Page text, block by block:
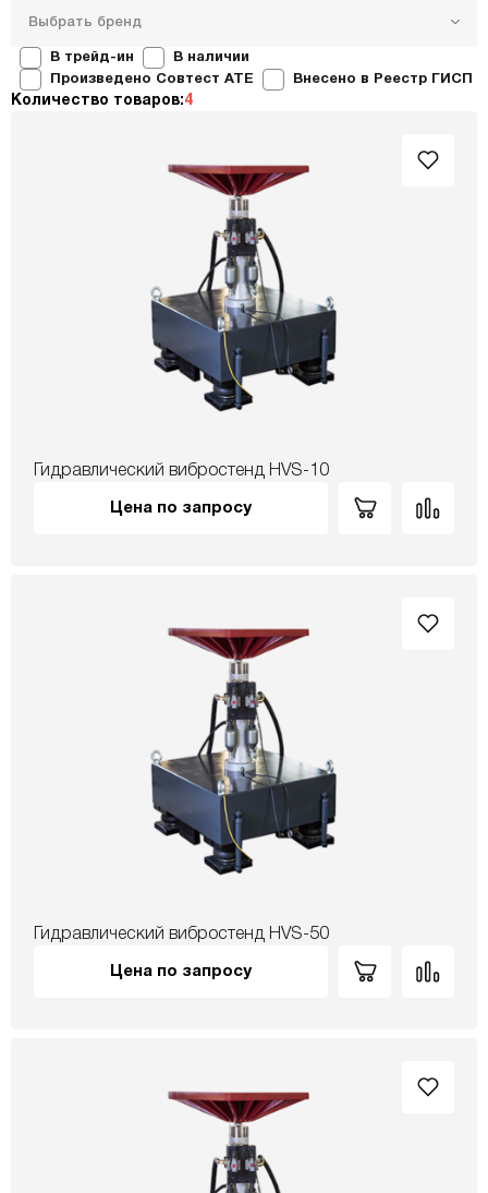
Выбрать бренд
В трейд-ин
В наличии
Произведено Совтест ATE
Внесено в Реестр ГИСП
Количество товаров:4
Гидравлический вибростенд HVS-10
Цена по запросу
Гидравлический вибростенд HVS-50
Цена по запросу